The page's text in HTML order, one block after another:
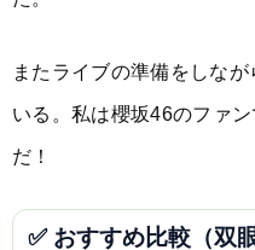
またライブの準備をしな
いる。私は櫻坂46のファ
だ！
✅ おすすめ比較（双